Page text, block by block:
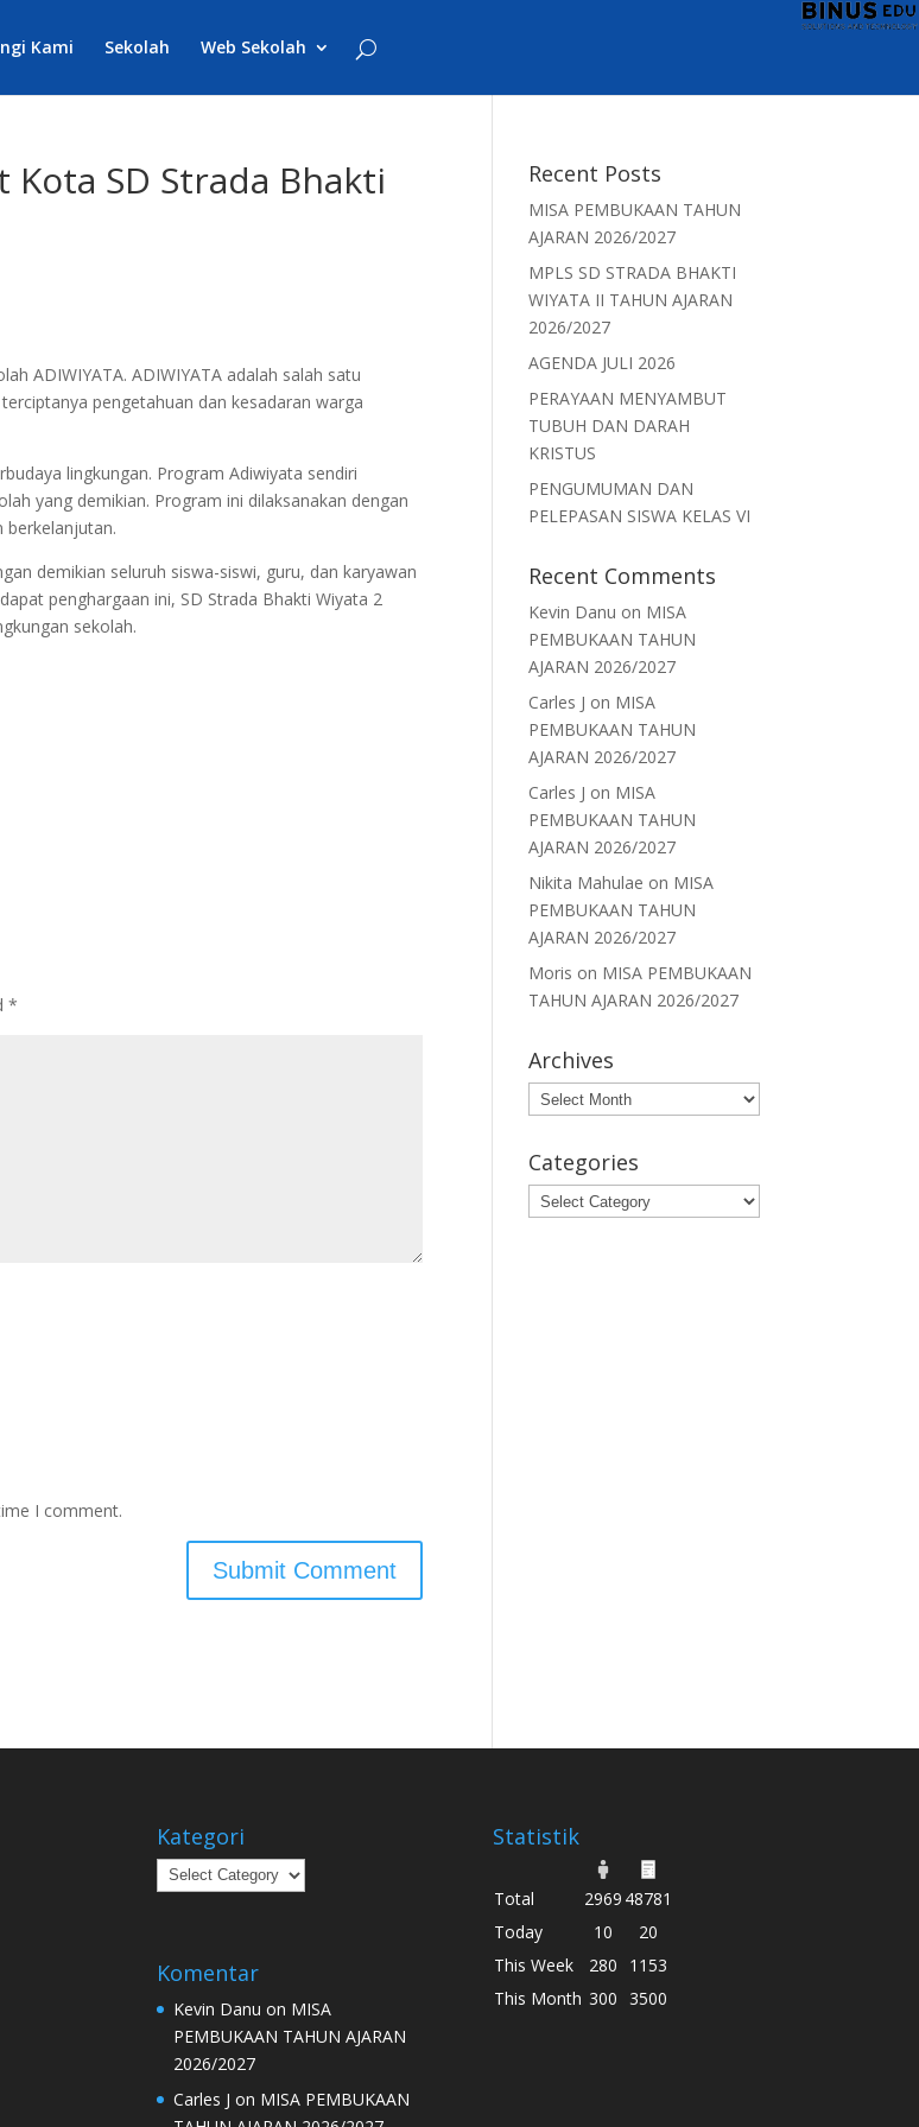
Kami Sekolah Web Sekolah
SD Strada Bhakti
ADIWIYATA. ADIWIYATA adalah salah satu
pengetahuan dan kesadaran warga
lingkungan. Program Adiwiyata sendiri
yang demikian. Program ini dilaksanakan dengan
berkelanjutan.
demikian seluruh siswa-siswi, guru, dan karyawan
penghargaan ini, SD Strada Bhakti Wiyata 2
sekolah.
*
I comment.
Recent Posts
MISA PEMBUKAAN TAHUN
AJARAN 2026/2027
MPLS SD STRADA BHAKTI
WIYATA II TAHUN AJARAN
2026/2027
AGENDA JULI 2026
PERAYAAN MENYAMBUT
TUBUH DAN DARAH
KRISTUS
PENGUMUMAN DAN
PELEPASAN SISWA KELAS VI
Recent Comments
Kevin Danu on MISA
PEMBUKAAN TAHUN
AJARAN 2026/2027
Carles J on MISA
PEMBUKAAN TAHUN
AJARAN 2026/2027
Carles J on MISA
PEMBUKAAN TAHUN
AJARAN 2026/2027
Nikita Mahulae on MISA
PEMBUKAAN TAHUN
AJARAN 2026/2027
Moris on MISA PEMBUKAAN
TAHUN AJARAN 2026/2027
Archives
Archives
Categories
Categories
Kategori
Kategori
Komentar
Kevin Danu on MISA
PEMBUKAAN TAHUN AJARAN
2026/2027
Carles J on MISA PEMBUKAAN
Statistik
Total 2969 48781
Today
10
20
This Week
280
1153
This Month 300 3500